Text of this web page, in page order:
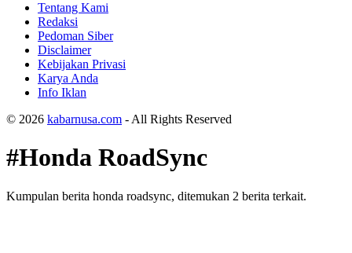
Tentang Kami
Redaksi
Pedoman Siber
Disclaimer
Kebijakan Privasi
Karya Anda
Info Iklan
© 2026 kabarnusa.com - All Rights Reserved
#Honda RoadSync
Kumpulan berita honda roadsync, ditemukan 2 berita terkait.